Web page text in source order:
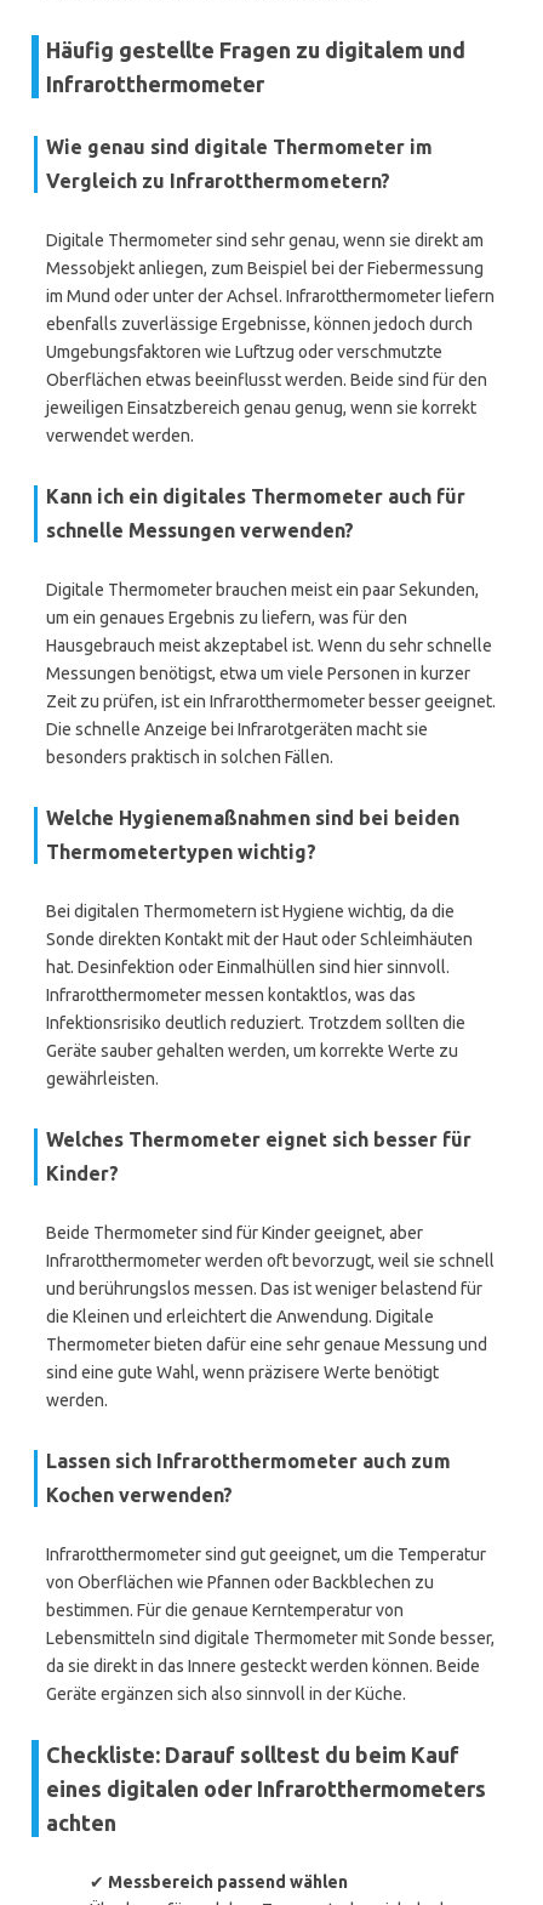
Häufig gestellte Fragen zu digitalem und
Infrarotthermometer
Wie genau sind digitale Thermometer im
Vergleich zu Infrarotthermometern?
Digitale Thermometer sind sehr genau, wenn sie direkt am
Messobjekt anliegen, zum Beispiel bei der Fiebermessung
im Mund oder unter der Achsel. Infrarotthermometer liefern
ebenfalls zuverlässige Ergebnisse, können jedoch durch
Umgebungsfaktoren wie Luftzug oder verschmutzte
Oberflächen etwas beeinflusst werden. Beide sind für den
jeweiligen Einsatzbereich genau genug, wenn sie korrekt
verwendet werden.
Kann ich ein digitales Thermometer auch für
schnelle Messungen verwenden?
Digitale Thermometer brauchen meist ein paar Sekunden,
um ein genaues Ergebnis zu liefern, was für den
Hausgebrauch meist akzeptabel ist. Wenn du sehr schnelle
Messungen benötigst, etwa um viele Personen in kurzer
Zeit zu prüfen, ist ein Infrarotthermometer besser geeignet.
Die schnelle Anzeige bei Infrarotgeräten macht sie
besonders praktisch in solchen Fällen.
Welche Hygienemaßnahmen sind bei beiden
Thermometertypen wichtig?
Bei digitalen Thermometern ist Hygiene wichtig, da die
Sonde direkten Kontakt mit der Haut oder Schleimhäuten
hat. Desinfektion oder Einmalhüllen sind hier sinnvoll.
Infrarotthermometer messen kontaktlos, was das
Infektionsrisiko deutlich reduziert. Trotzdem sollten die
Geräte sauber gehalten werden, um korrekte Werte zu
gewährleisten.
Welches Thermometer eignet sich besser für
Kinder?
Beide Thermometer sind für Kinder geeignet, aber
Infrarotthermometer werden oft bevorzugt, weil sie schnell
und berührungslos messen. Das ist weniger belastend für
die Kleinen und erleichtert die Anwendung. Digitale
Thermometer bieten dafür eine sehr genaue Messung und
sind eine gute Wahl, wenn präzisere Werte benötigt
werden.
Lassen sich Infrarotthermometer auch zum
Kochen verwenden?
Infrarotthermometer sind gut geeignet, um die Temperatur
von Oberflächen wie Pfannen oder Backblechen zu
bestimmen. Für die genaue Kerntemperatur von
Lebensmitteln sind digitale Thermometer mit Sonde besser,
da sie direkt in das Innere gesteckt werden können. Beide
Geräte ergänzen sich also sinnvoll in der Küche.
Checkliste: Darauf solltest du beim Kauf
eines digitalen oder Infrarotthermometers
achten
✔ Messbereich passend wählen